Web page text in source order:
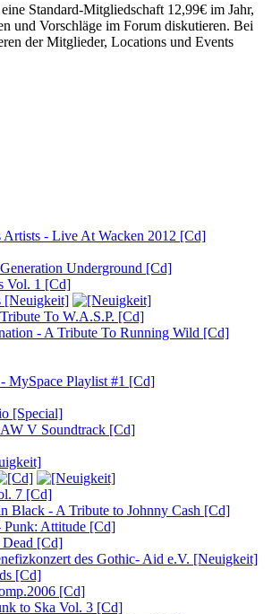
Standard-Mitgliedschaft 12,99€ im Jahr,
und Vorschläge im Forum diskutieren. Bei
der Mitglieder, Locations und Events